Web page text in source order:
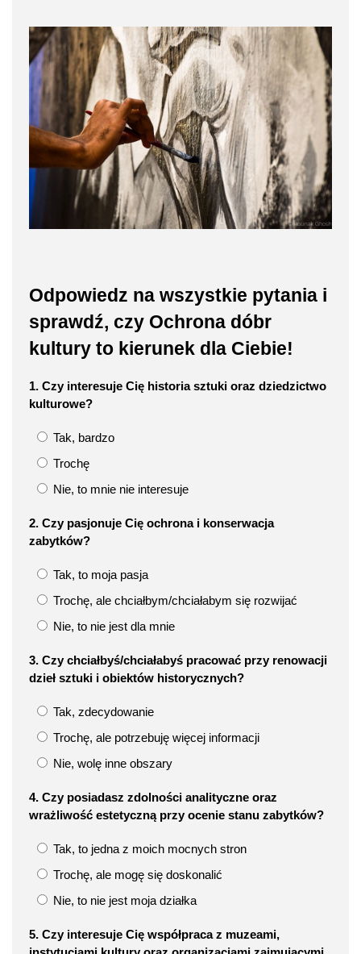
Odpowiedz na wszystkie pytania i
sprawdź, czy Ochrona dóbr
kultury to kierunek dla Ciebie!
1. Czy interesuje Cię historia sztuki oraz dziedzictwo
kulturowe?
Tak, bardzo
Trochę
Nie, to mnie nie interesuje
2. Czy pasjonuje Cię ochrona i konserwacja
zabytków?
Tak, to moja pasja
Trochę, ale chciałbym/chciałabym się rozwijać
Nie, to nie jest dla mnie
3. Czy chciałbyś/chciałabyś pracować przy renowacji
dzieł sztuki i obiektów historycznych?
Tak, zdecydowanie
Trochę, ale potrzebuję więcej informacji
Nie, wolę inne obszary
4. Czy posiadasz zdolności analityczne oraz
wrażliwość estetyczną przy ocenie stanu zabytków?
Tak, to jedna z moich mocnych stron
Trochę, ale mogę się doskonalić
Nie, to nie jest moja działka
5. Czy interesuje Cię współpraca z muzeami,